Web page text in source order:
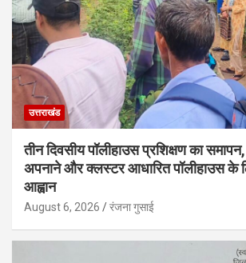
उत्तराखंड
तीन दिवसीय पॉलीहाउस प्रशिक्षण का
अपनाने और क्लस्टर आधारित पॉलीहाउस के
आह्वान
August 6, 2026 रंजना गुसाई